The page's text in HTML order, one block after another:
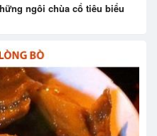
ngôi chùa cổ tiêu biểu